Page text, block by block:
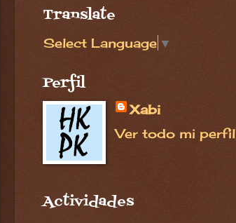
Translate
Select Language ▼
Perfil
Xabi
Ver todo mi perfil
Actividades